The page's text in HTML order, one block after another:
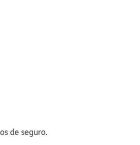
de seguro.​​